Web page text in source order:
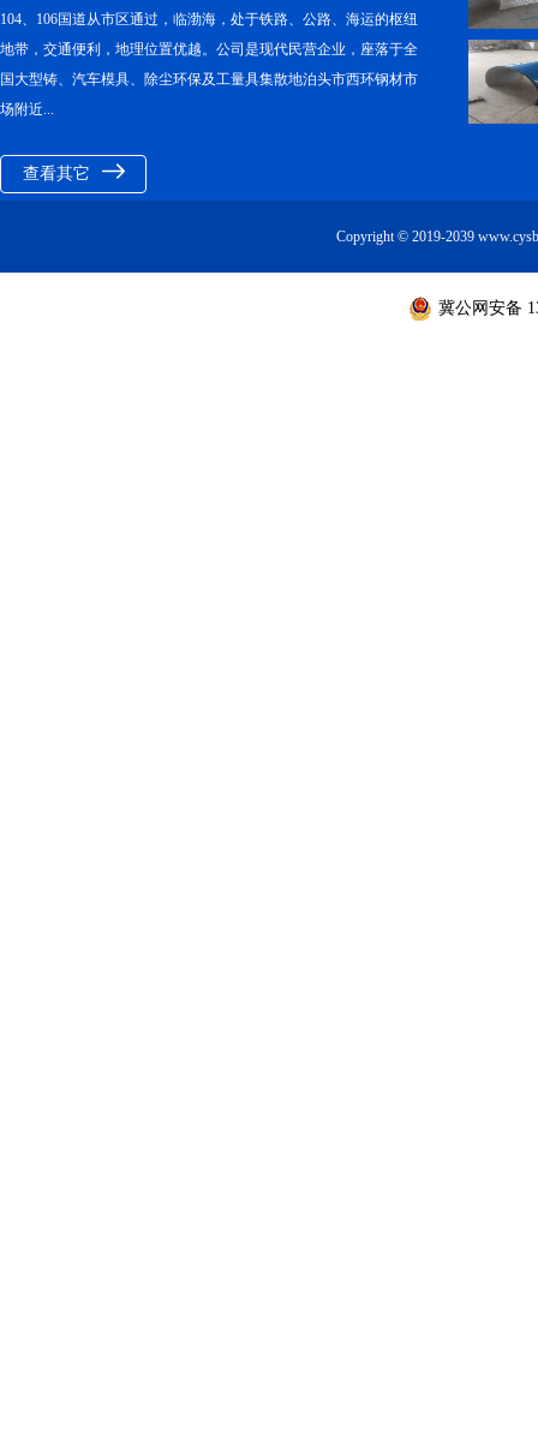
104、106国道从市区通过，临渤海，处于铁路、公路、海运的枢纽
地带，交通便利，地理位置优越。公司是现代民营企业，座落于全
国大型铸、汽车模具、除尘环保及工量具集散地泊头市西环钢材市
场附近...
查看其它
Copyright © 2019-2039
冀公网安备